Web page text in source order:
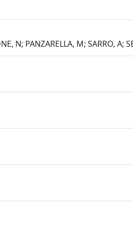
N; PANZARELLA, M; SARRO, A;